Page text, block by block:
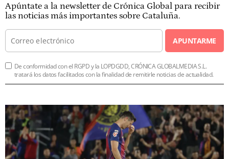
Apúntate a la newsletter de Crónica Global para recibir
las noticias más importantes sobre Cataluña.
APUNTARME
De conformidad con el RGPD y la LOPDGDD, CRÓNICA GLOBALMEDIA S.L.
tratará los datos facilitados con la finalidad de remitirle noticias de actualidad.